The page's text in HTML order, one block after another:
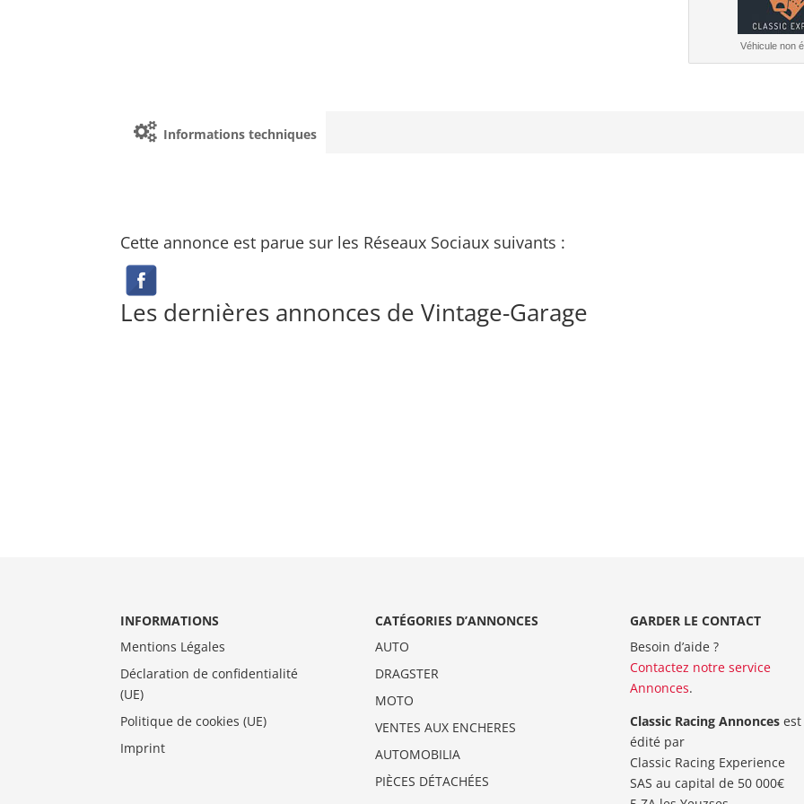
Véhicule non
Informations techniques
Cette annonce est parue sur les Réseaux Sociaux suivants :
Les dernières annonces de Vintage-Garage
INFORMATIONS
Mentions Légales
Déclaration de confidentialité
(UE)
Politique de cookies (UE)
Imprint
CATÉGORIES D’ANNONCES
AUTO
DRAGSTER
MOTO
VENTES AUX ENCHERES
AUTOMOBILIA
PIÈCES DÉTACHÉES
GARDER LE CONTACT
Besoin d’aide ?
Contactez notre service
Annonces.
Classic Racing Annoncesest
édité par
Classic Racing Experience
SAS au capital de 50 000€